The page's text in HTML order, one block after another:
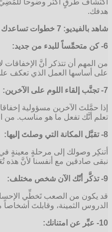
هدفك.
شاهد بالفيديو: 7 خطوات تساعدك على التعلم من أخطاء الماضي
6- كن متحمِّساً للبدء من جديد:
من المهم أن تتذكر أنَّ
على أساسها العمل الذي تعكف
7- تجنَّب إلقاء اللوم على الآخرين:
إذا حمَّلتَ الآخرين مسؤولية
تعلم أنَّك تفعل ما هو مناسب. من
8- تقبَّل المكانة التي وصلتَ إليها:
أتنكِر وصولك إلى مرحلةٍ معينةٍ
نبقى صادقين مع أنفسنا لأنَّ هذه
9- تذكَّر أنّك الآن شخص مختلف:
قد يكون من الصعب تَخطِّي
الدروس الثمينة، وقابلتَ
10- عبِّر عن امتنانك: